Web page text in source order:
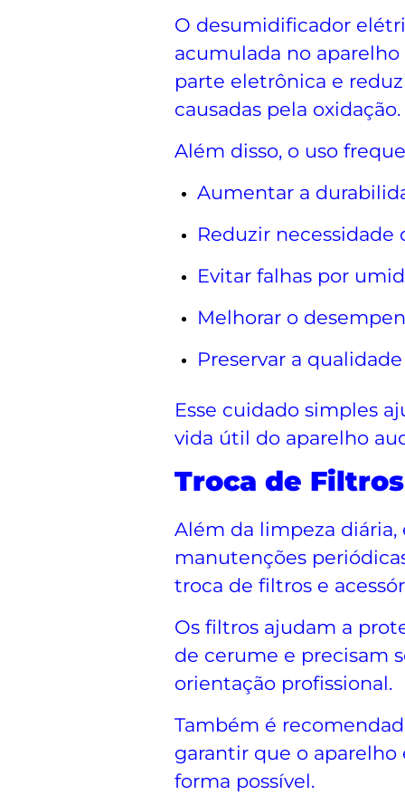
O desumidificador
acumulada no
parte eletrônica e
causadas pela oxidação.
Além disso, o uso
Aumentar a
Reduzir
Evitar falhas por
Melhorar o
Preservar a
Esse cuidado simples
vida útil do aparelho
Troca de
Além da limpeza
manutenções
troca de filtros e
Os filtros ajudam a
de cerume e precisam
orientação profissional.
Também é
garantir que o
forma possível.